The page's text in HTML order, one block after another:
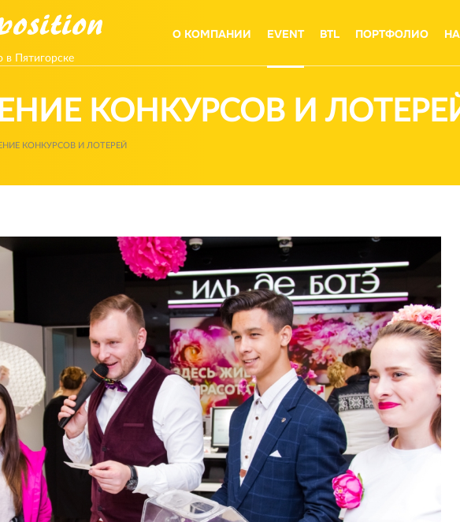
в Пятигорске
О КОМПАНИИ EVENT BTL ПОРТФОЛИО
КОНКУРСОВ И
КОНКУРСОВ И ЛОТЕРЕЙ